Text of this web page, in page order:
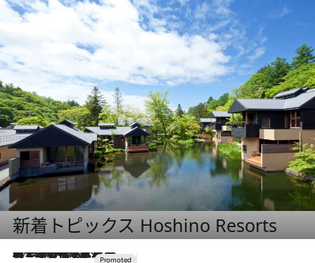
新着トピックス Hoshino Resorts
2026.8.7
【トンボの足水浴】ヒノキの香りに包まれて涼感マックス！約13℃の湧水かけ流しを避暑地「星野温泉 トンボの湯」で体験